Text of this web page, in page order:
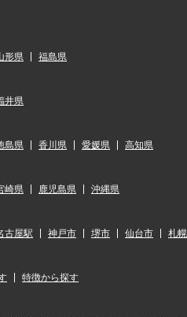
形県 福島県
井県
島県 香川県 愛媛県 高知県
崎県 鹿児島県 沖縄県
古屋駅 神戸市 堺市 仙台市 札
特徴から探す